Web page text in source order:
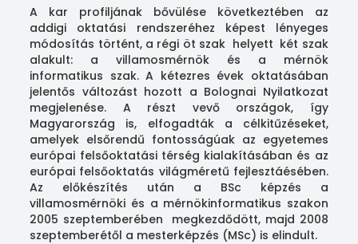
A kar profiljának bővülése következtében az
addigi oktatási rendszeréhez képest lényeges
módosítás történt, a régi öt szak helyett két szak
alakult: a villamosmérnök és a mérnök
informatikus szak. A kétezres évek oktatásában
jelentős változást hozott a Bolognai Nyilatkozat
megjelenése. A részt vevő országok, így
Magyarország is, elfogadták a célkitűzéseket,
amelyek elsőrendű fontosságúak az egyetemes
európai felsőoktatási térség kialakításában és az
európai felsőoktatás világméretű fejlesztáésében.
Az előkészítés után a BSc képzés a
villamosmérnöki és a mérnökinformatikus szakon
2005 szeptemberében megkezdődött, majd 2008
szeptemberétől a mesterképzés (MSc) is elindult.